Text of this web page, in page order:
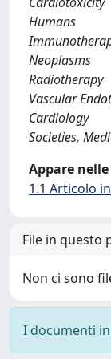
Humans
Neoplasms
Radiotherapy
Vascular
Cardiology
Societies,
Appare
1.1 Articolo
File in questo
Non ci sono
I documenti